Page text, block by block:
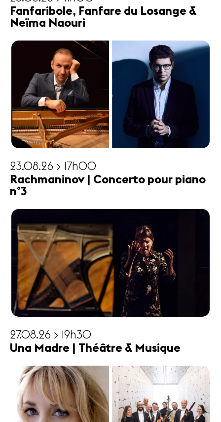
Fanfaribole, Fanfare du Losange &
Neïma Naouri
23.08.26 > 17h00
Rachmaninov | Concerto pour piano
n°3
27.08.26 > 19h30
Una Madre | Théâtre & Musique